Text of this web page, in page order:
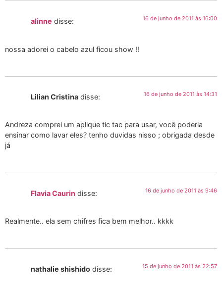
alinne disse: 16 de junho de 2011 às 16:00
nossa adorei o cabelo azul ficou show !!
Lilian Cristina disse: 16 de junho de 2011 às 14:31
Andreza comprei um aplique tic tac para usar, você poderia
ensinar como lavar eles? tenho duvidas nisso ; obrigada desde
já
Flavia Caurin disse: 16 de junho de 2011 às 9:46
Realmente.. ela sem chifres fica bem melhor.. kkkk
nathalie shishido disse: 15 de junho de 2011 às 22:57